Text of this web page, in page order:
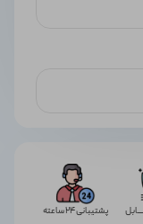
پشتیبانی 24 ساعته